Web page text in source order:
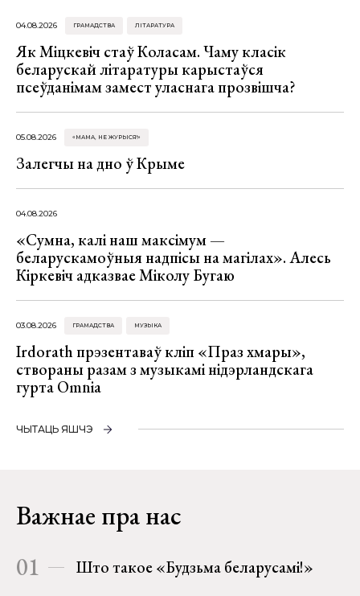
04.08.2026 ГРАМАДСТВА ЛІТАРАТУРА
Як Міцкевіч стаў Коласам. Чаму класік
беларускай літаратуры карыстаўся
псеўданімам замест уласнага прозвішча?
05.08.2026 «МАМА, НЕ ЖУРЫСЯ!»
Залегчы на дно ў Крыме
04.08.2026
«Сумна, калі наш максімум —
беларускамоўныя надпісы на магілах». Алесь
Кіркевіч адказвае Міколу Бугаю
03.08.2026 ГРАМАДСТВА МУЗЫКА
Irdorath прэзентаваў кліп «Праз хмары»,
створаны разам з музыкамі нідэрландскага
гурта Omnia
ЧЫТАЦЬ ЯШЧЭ
Важнае пра нас
01 Што такое «Будзьма беларусамі!»